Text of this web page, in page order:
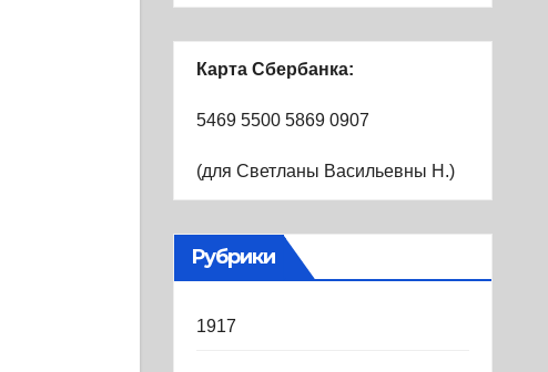
Карта Сбербанка:
5469 5500 5869 0907
(для Светланы Васильевны Н.)
Рубрики
1917